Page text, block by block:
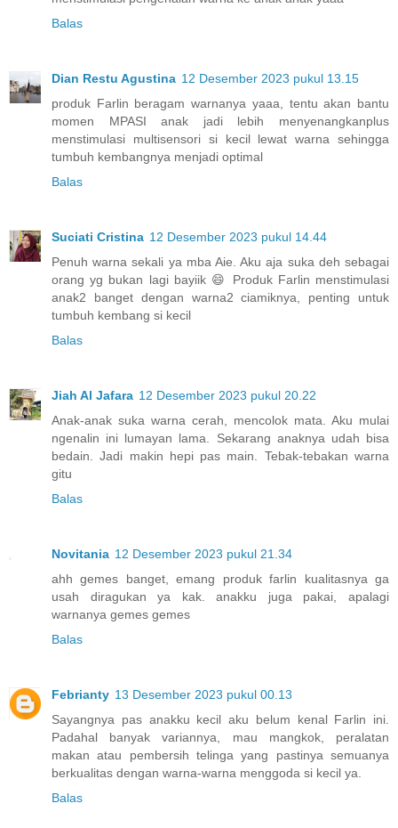
Balas
Dian Restu Agustina 12 Desember 2023 pukul 13.15
produk Farlin beragam warnanya yaaa, tentu akan bantu
momen MPASI anak jadi lebih menyenangkanplus
menstimulasi multisensori si kecil lewat warna sehingga
tumbuh kembangnya menjadi optimal
Balas
Suciati Cristina 12 Desember 2023 pukul 14.44
Penuh warna sekali ya mba Aie. Aku aja suka deh sebagai
orang yg bukan lagi bayiik 😄 Produk Farlin menstimulasi
anak2 banget dengan warna2 ciamiknya, penting untuk
tumbuh kembang si kecil
Balas
Jiah Al Jafara 12 Desember 2023 pukul 20.22
Anak-anak suka warna cerah, mencolok mata. Aku mulai
ngenalin ini lumayan lama. Sekarang anaknya udah bisa
bedain. Jadi makin hepi pas main. Tebak-tebakan warna
gitu
Balas
Novitania 12 Desember 2023 pukul 21.34
ahh gemes banget, emang produk farlin kualitasnya ga
usah diragukan ya kak. anakku juga pakai, apalagi
warnanya gemes gemes
Balas
Febrianty 13 Desember 2023 pukul 00.13
Sayangnya pas anakku kecil aku belum kenal Farlin ini.
Padahal banyak variannya, mau mangkok, peralatan
makan atau pembersih telinga yang pastinya semuanya
berkualitas dengan warna-warna menggoda si kecil ya.
Balas